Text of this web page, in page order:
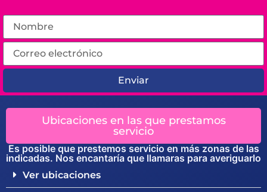
Enviar
Ubicaciones en las que prestamos
servicio
Es posible que prestemos servicio en más zonas de las
indicadas. Nos encantaría que llamaras para averiguarlo
Ver ubicaciones